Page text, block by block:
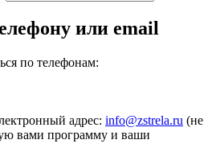
или email
по телефонам:
адрес: info@zstrela.ru (не
вами программу и ваши